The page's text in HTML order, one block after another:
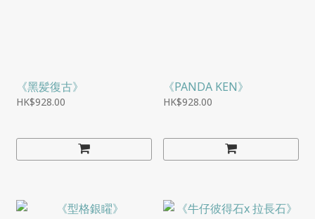
《黑髪復古》
HK$928.00
《PANDA KEN》
HK$928.00